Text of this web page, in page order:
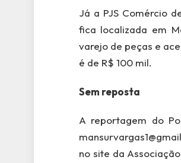
Já a PJS Comércio
fica localizada em
varejo de peças e
é de R$ 100 mil.
Sem reposta
A reportagem do
no site da